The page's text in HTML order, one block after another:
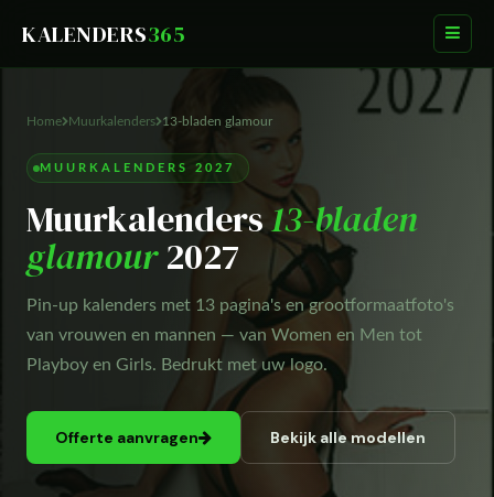
KALENDERS365
Home Muurkalenders 13-bladen glamour
MUURKALENDERS 2027
Muurkalenders13-bladen
glamour2027
Pin-up kalenders met 13 pagina's en grootformaatfoto's
van vrouwen en mannen — van Women en Men tot
Playboy en Girls. Bedrukt met uw logo.
Offerte aanvragen Bekijk alle modellen